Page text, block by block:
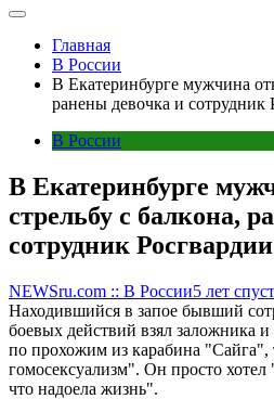
Главная
В России
В Екатеринбурге мужчина
ранены девочка и
В России
В Екатеринбурге
стрельбу с балкона,
сотрудник
NEWSru.com :: В России5 лет
Находившийся в запое бывший
боевых действий взял заложника и
по прохожим из карабина "Сайга",
гомосексуализм". Он просто хотел
что надоела жизнь".